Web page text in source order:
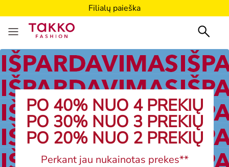
Filialų paieška
PO 40% NUO 4 PREKIŲ
PO 30% NUO 3 PREKIŲ
PO 20% NUO 2 PREKIŲ
Perkant jau nukainotas prekes**